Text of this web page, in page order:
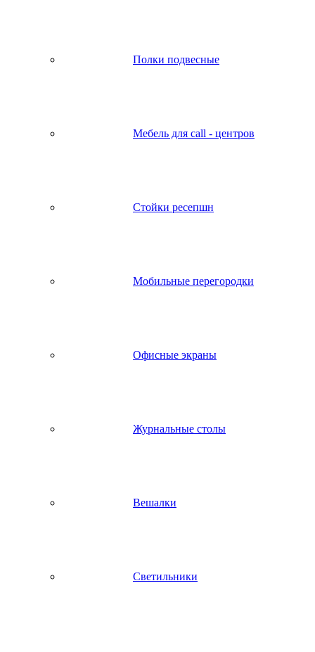
Полки подвесные
Мебель для call - центров
Стойки ресепшн
Мобильные перегородки
Офисные экраны
Журнальные столы
Вешалки
Светильники